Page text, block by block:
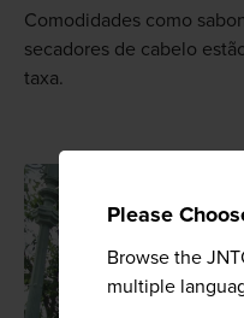
Please
Browse the
multiple
Comodidades como
secadores de cabelo
taxa.